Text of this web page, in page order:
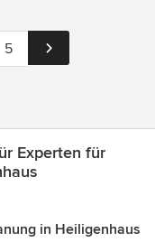
5
Experten für
in Heiligenhaus